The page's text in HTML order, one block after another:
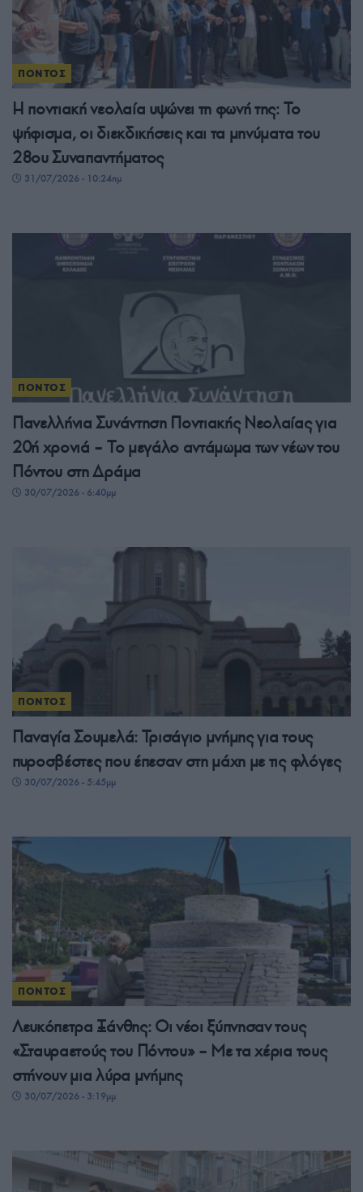
ΠΟΝΤΟΣ
Η ποντιακή νεολαία υψώνει τη φωνή της: Το
ψήφισμα, οι διεκδικήσεις και τα μηνύματα του
28ου Συναπαντήματος
31/07/2026 - 10:24πμ
ΠΟΝΤΟΣ
Πανελλήνια Συνάντηση Ποντιακής Νεολαίας για
20ή χρονιά – Το μεγάλο αντάμωμα των νέων του
Πόντου στη Δράμα
30/07/2026 - 6:40μμ
ΠΟΝΤΟΣ
Παναγία Σουμελά: Τρισάγιο μνήμης για τους
πυροσβέστες που έπεσαν στη μάχη με τις φλόγες
30/07/2026 - 5:45μμ
ΠΟΝΤΟΣ
Λευκόπετρα Ξάνθης: Οι νέοι ξύπνησαν τους
«Σταυραετούς του Πόντου» – Με τα χέρια τους
στήνουν μια λύρα μνήμης
30/07/2026 - 3:19μμ